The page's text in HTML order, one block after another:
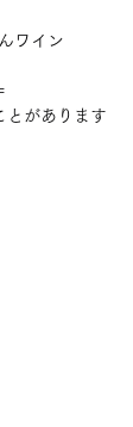
ワイン
とがあります